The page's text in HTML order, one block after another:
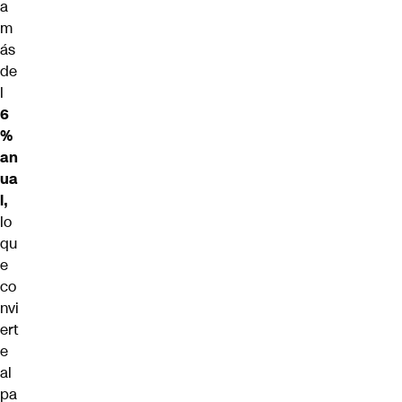
a
m
ás
de
l
6
%
an
ua
l,
lo
qu
e
co
nvi
ert
e
al
pa